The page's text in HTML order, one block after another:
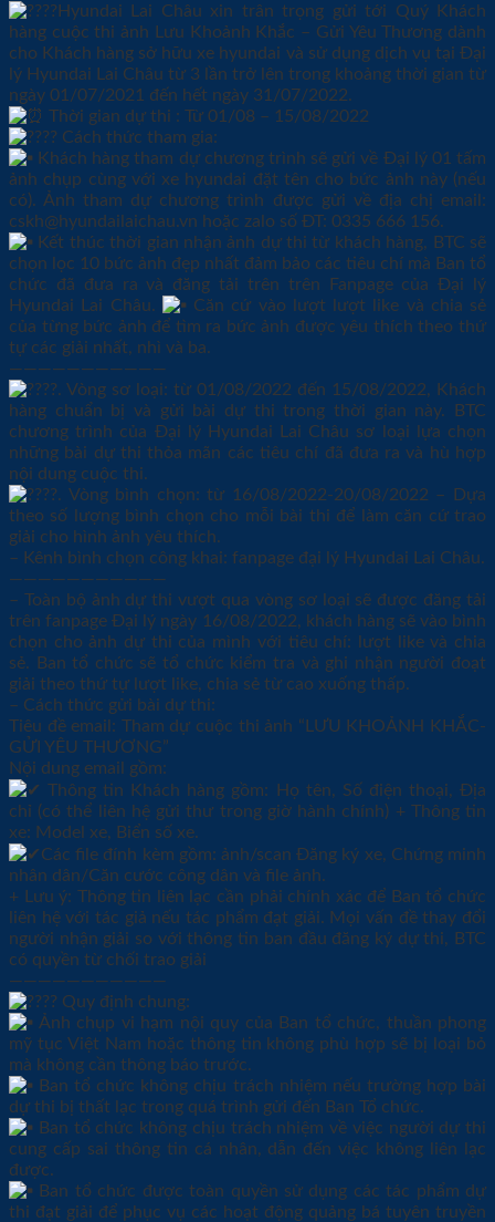
Hyundai Lai Châu xin trân trọng gửi tới Quý Khách
hàng cuộc thi ảnh Lưu Khoảnh Khắc – Gửi Yêu Thương dành
cho Khách hàng sở hữu xe hyundai và sử dụng dịch vụ tại Đại
lý Hyundai Lai Châu từ 3 lần trở lên trong khoảng thời gian từ
ngày 01/07/2021 đến hết ngày 31/07/2022.
Thời gian dự thi : Từ 01/08 – 15/08/2022
Cách thức tham gia:
Khách hàng tham dự chương trình sẽ gửi về Đại lý 01 tấm
ảnh chụp cùng với xe hyundai đặt tên cho bức ảnh này (nếu
có). Ảnh tham dự chương trình được gửi về địa chị email:
cskh@hyundailaichau.vn hoặc zalo số ĐT: 0335 666 156.
Kết thúc thời gian nhận ảnh dự thi từ khách hàng, BTC sẽ
chọn lọc 10 bức ảnh đẹp nhất đảm bảo các tiêu chí mà Ban tổ
chức đã đưa ra và đăng tải trên trên Fanpage của Đại lý
Hyundai Lai Châu.
Căn cứ vào lượt lượt like và chia sẻ
của từng bức ảnh để tìm ra bức ảnh được yêu thích theo thứ
tự các giải nhất, nhì và ba.
———————————
. Vòng sơ loại: từ 01/08/2022 đến 15/08/2022, Khách
hàng chuẩn bị và gửi bài dự thi trong thời gian này. BTC
chương trình của Đại lý Hyundai Lai Châu sơ loại lựa chọn
những bài dự thi thỏa mãn các tiêu chí đã đưa ra và hù hợp
nội dung cuộc thi.
. Vòng bình chọn: từ 16/08/2022-20/08/2022 – Dựa
theo số lượng bình chọn cho mỗi bài thi để làm căn cứ trao
giải cho hình ảnh yêu thích.
– Kênh bình chọn công khai: fanpage đại lý Hyundai Lai Châu.
———————————
– Toàn bộ ảnh dự thi vượt qua vòng sơ loại sẽ được đăng tải
trên fanpage Đại lý ngày 16/08/2022, khách hàng sẽ vào bình
chọn cho ảnh dự thi của mình với tiêu chí: lượt like và chia
sẻ. Ban tổ chức sẽ tổ chức kiểm tra và ghi nhận người đoạt
giải theo thứ tự lượt like, chia sẻ từ cao xuống thấp.
– Cách thức gửi bài dự thi:
Tiêu đề email: Tham dự cuộc thi ảnh “LƯU KHOẢNH KHẮC-
GỬI YÊU THƯƠNG”
Nội dung email gồm:
Thông tin Khách hàng gồm: Họ tên, Số điện thoại, Địa
chỉ (có thể liên hệ gửi thư trong giờ hành chính) + Thông tin
xe: Model xe, Biển số xe.
Các file đính kèm gồm: ảnh/scan Đăng ký xe, Chứng minh
nhân dân/Căn cước công dân và file ảnh.
+ Lưu ý: Thông tin liên lạc cần phải chính xác để Ban tổ chức
liên hệ với tác giả nếu tác phẩm đạt giải. Mọi vấn đề thay đổi
người nhận giải so với thông tin ban đầu đăng ký dự thi, BTC
có quyền từ chối trao giải
———————————
Quy định chung:
Ảnh chụp vi hạm nội quy của Ban tổ chức, thuần phong
mỹ tục Việt Nam hoặc thông tin không phù hợp sẽ bị loại bỏ
mà không cần thông báo trước.
Ban tổ chức không chịu trách nhiệm nếu trường hợp bài
dự thi bị thất lạc trong quá trình gửi đến Ban Tổ chức.
Ban tổ chức không chịu trách nhiệm về việc người dự thi
cung cấp sai thông tin cá nhân, dẫn đến việc không liên lạc
được.
Ban tổ chức được toàn quyền sử dụng các tác phẩm dự
thi đạt giải để phục vụ các hoạt động quảng bá tuyên truyền